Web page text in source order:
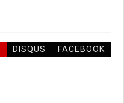
DISQUS FACEBOOK